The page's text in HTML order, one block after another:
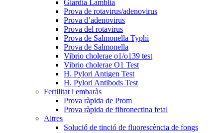
Giardia Lamblia
Prova de rotavirus/adenovirus
Prova d’adenovirus
Prova del rotavirus
Prova de Salmonella Typhi
Prova de Salmonella
Vibrio cholerae o1/o139 test
Vibrio cholerae O1 Test
H. Pylori Antigen Test
H. Pylori Antibods Test
Fertilitat i embaràs
Prova ràpida de Prom
Prova ràpida de fibronectina fetal
Altres
Solució de tinció de fluorescència de fongs